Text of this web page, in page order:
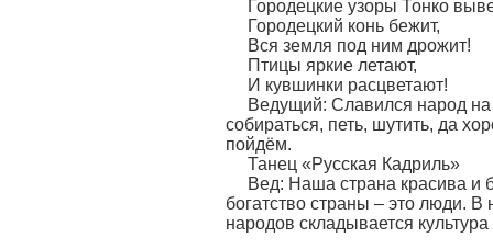
Городецкие узоры Тонко
Городецкий конь бежит,
Вся земля под ним дрожит!
Птицы яркие летают,
И кувшинки расцветают!
Ведущий: Славился народ
собираться, петь, шутить, да
пойдём.
Танец «Русская Кадриль»
Вед: Наша страна красива и
богатство страны – это люди.
народов складывается